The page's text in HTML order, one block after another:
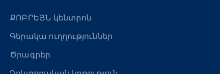
ՔՈԲՐԵՅՆ կենտրոն
Գերակա ուղղություններ
Ծրագրեր